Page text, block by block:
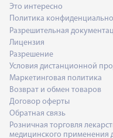
Это интересно
Политика
Разрешительная
Лицензия
Разрешение
Условия дистанционной
Маркетинговая политика
Возврат и обмен товаров
Договор оферты
Обратная связь
Розничная торговля
медицинского применения